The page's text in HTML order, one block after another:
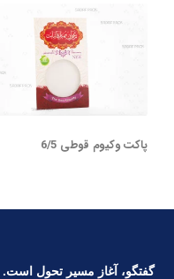
پاکت وکیوم قوطی 6/5
گفتگو، آغاز مسیر تحول است.